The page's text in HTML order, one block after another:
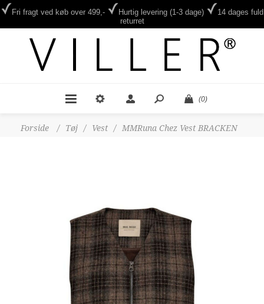
Fri fragt ved køb over 499,- Hurtig levering (1-3 dage)
14 dages fuld
returret
(0)
Forside / Tøj / Vest / MMRuna Chez Vest BRACKEN